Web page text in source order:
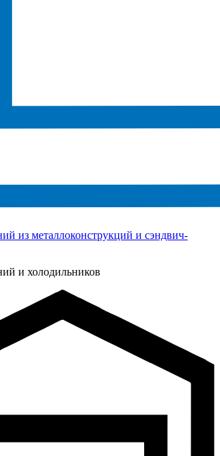
из металлоконструкций и сэндвич-
и холодильников